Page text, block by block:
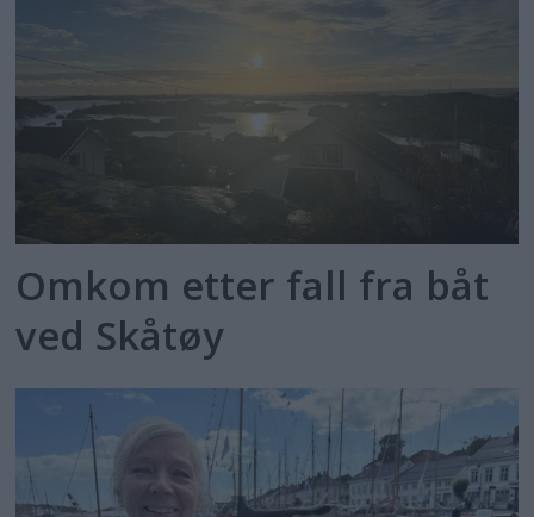
Omkom etter fall fra båt
ved Skåtøy